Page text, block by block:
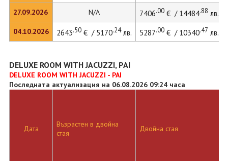
27.09.2026
04.10.2026
N/A 7406.00€ / 14484.88 лв.
2643.50€ / 5170.24лв. 5287.00€ / 10340.47 лв.
DELUXE ROOM WITH JACUZZI, PAI
DELUXE ROOM WITH JACUZZI - PAI
Последната актуализация на 06.08.2026 09:24 часа
Дата
Възрастен в двойна
стая
Двойна стая